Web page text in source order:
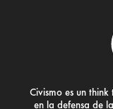
Civismo es un
en la defensa de